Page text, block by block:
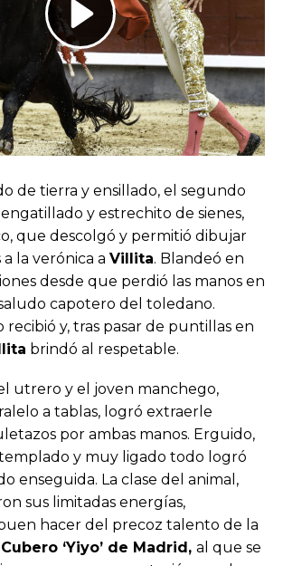
de tierra y ensillado, el segundo
y estrechito de sienes,
que descolgó y permitió dibujar
la verónica a Villita. Blandeó en
desde que perdió las manos en
capotero del toledano.
recibió y, tras pasar de puntillas en
brindó al respetable.
utrero y el joven manchego,
a tablas, logró extraerle
por ambas manos. Erguido,
y muy ligado todo logró
enseguida. La clase del animal,
sus limitadas energías,
hacer del precoz talento de la
‘Yiyo’ de Madrid, al que se